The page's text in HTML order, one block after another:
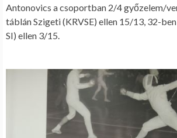
Antonovics a csoportban 2/4 győzelem/
táblán Szigeti (KRVSE) ellen 15/13, 32-
SI) ellen 3/15.